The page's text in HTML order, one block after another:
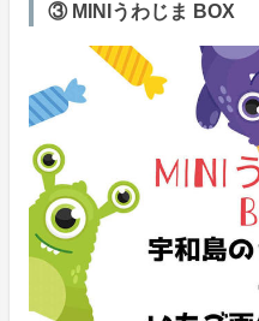
③ MINIうわじま BOX